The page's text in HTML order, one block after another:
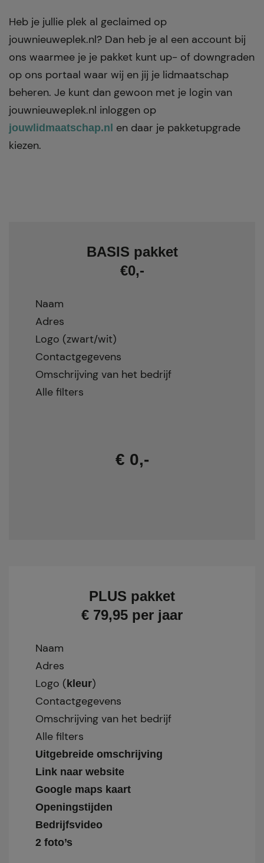
Heb je jullie plek al geclaimed op
jouwnieuweplek.nl? Dan heb je al een account bij
ons waarmee je je pakket kunt up- of downgraden
op ons portaal waar wij en jij je lidmaatschap
beheren. Je kunt dan gewoon met je login van
jouwnieuweplek.nl inloggen op
jouwlidmaatschap.nl en daar je pakketupgrade
kiezen.
BASIS pakket
€0,-
Naam
Adres
Logo (zwart/wit)
Contactgegevens
Omschrijving van het bedrijf
Alle filters
€ 0,-
PLUS pakket
€ 79,95 per jaar
Naam
Adres
Logo ( kleur)
Contactgegevens
Omschrijving van het bedrijf
Alle filters
Uitgebreide omschrijving
Link naar website
Google maps kaart
Openingstijden
Bedrijfsvideo
2 foto’s